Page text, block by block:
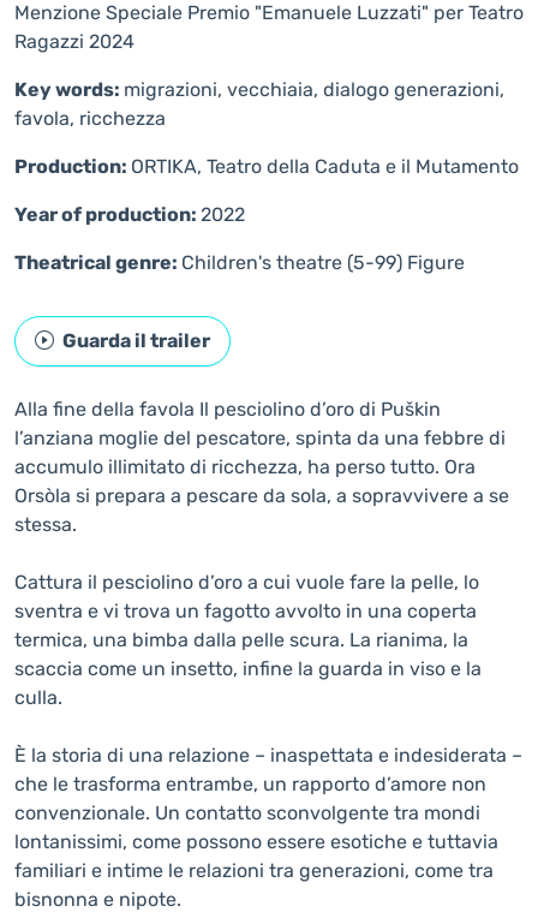
Menzione Speciale Premio "Emanuele Luzzati" per Teatro
Ragazzi 2024
Key words: migrazioni, vecchiaia, dialogo generazioni,
favola, ricchezza
Production: ORTIKA, Teatro della Caduta e il Mutamento
Year of production: 2022
Theatrical genre: Children's theatre (5-99) Figure
Guarda il trailer
Alla fine della favola Il pesciolino d’oro di Puškin
l’anziana moglie del pescatore, spinta da una febbre di
accumulo illimitato di ricchezza, ha perso tutto. Ora
Orsòla si prepara a pescare da sola, a sopravvivere a se
stessa.
Cattura il pesciolino d’oro a cui vuole fare la pelle, lo
sventra e vi trova un fagotto avvolto in una coperta
termica, una bimba dalla pelle scura. La rianima, la
scaccia come un insetto, infine la guarda in viso e la
culla.
È la storia di una relazione – inaspettata e indesiderata –
che le trasforma entrambe, un rapporto d’amore non
convenzionale. Un contatto sconvolgente tra mondi
lontanissimi, come possono essere esotiche e tuttavia
familiari e intime le relazioni tra generazioni, come tra
bisnonna e nipote.